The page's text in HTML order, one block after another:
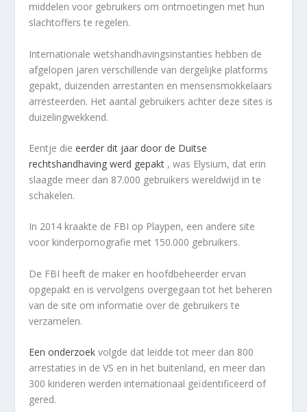
middelen voor gebruikers om ontmoetingen met hun
slachtoffers te regelen.
Internationale wetshandhavingsinstanties hebben de
afgelopen jaren verschillende van dergelijke platforms
gepakt, duizenden arrestanten en mensensmokkelaars
arresteerden. Het aantal gebruikers achter deze sites is
duizelingwekkend.
Eentje dieeerder dit jaar door de Duitse
rechtshandhaving werd gepakt , was Elysium, dat erin
slaagde meer dan 87.000 gebruikers wereldwijd in te
schakelen.
In 2014 kraakte de FBI op Playpen, een andere site
voor kinderpornografie met 150.000 gebruikers.
De FBI heeft de maker en hoofdbeheerder ervan
opgepakt en is vervolgens overgegaan tot het beheren
van de site om informatie over de gebruikers te
verzamelen.
Een onderzoek volgde dat leidde tot meer dan 800
arrestaties in de VS en in het buitenland, en meer dan
300 kinderen werden internationaal geïdentificeerd of
gered.